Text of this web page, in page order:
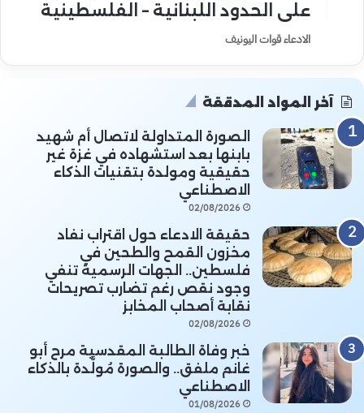
على الحدود اللبنانية – الفلسطينية
الادعاء قوات اليونيف
آخر المواد المدققة
الصورة المتداولة لاتصال أم شهيد
بابنها بعد استشهاده في غزة غير
حقيقية ومولدة بتقنيات الذكاء
الاصطناعي
02/08/2026
حقيقة الادعاء حول اقتراب نفاد
مخزون القمح والطحين في
فلسطين.. الجهات الرسمية تنفي
وجود نقص رغم تضارب تصريحات
نقابة أصحاب المخابز
02/08/2026
خبر وفاة الطالبة المقدسية مرح أبو
غانم ملفق.. والصورة مُولَّدة بالذكاء
الاصطناعي
01/08/2026